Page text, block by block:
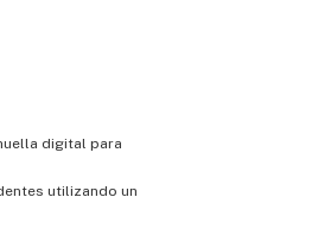
digital para
utilizando un